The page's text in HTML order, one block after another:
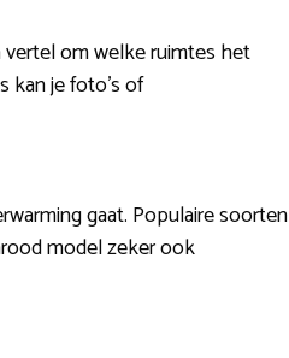
om welke ruimtes het
kan je foto’s of
gaat. Populaire soorten
model zeker ook